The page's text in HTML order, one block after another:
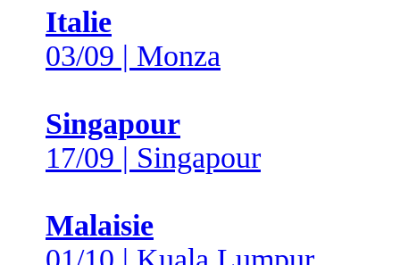
Italie
03/09 | Monza
Singapour
17/09 | Singapour
Malaisie